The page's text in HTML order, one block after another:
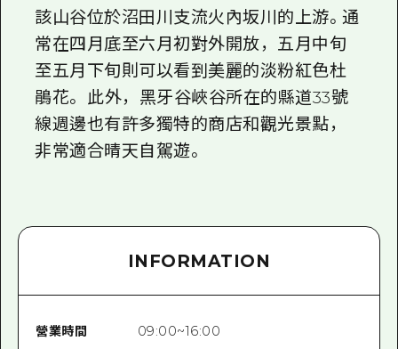
常見問題
照片下載
災難發生期間的交通資訊
廣島縣觀光宣傳冊
該山谷位於沼田川支流火內坂川的上游。通
常在四月底至六月初對外開放，五月中旬
至五月下旬則可以看到美麗的淡粉紅色杜
鵑花。 此外，黑牙谷峽谷所在的縣道33號
線週邊也有許多獨特的商店和觀光景點，
非常適合晴天自駕遊。
INFORMATION
營業時間 09:00~16:00